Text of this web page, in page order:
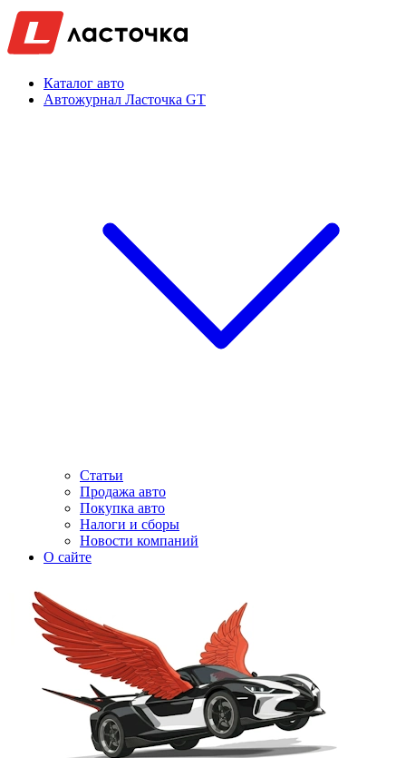
Каталог авто
Автожурнал Ласточка GT
Статьи
Продажа авто
Покупка авто
Налоги и сборы
Новости компаний
О сайте